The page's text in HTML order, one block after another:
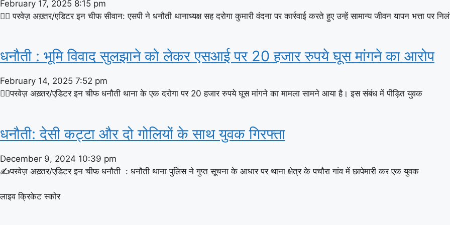
February 17, 2025 8:15 pm
✍🏽 परवेज़ अख़्तर/एडिटर इन चीफ सीवान: एसपी ने धनौती थानाध्यक्ष सह दरोगा कुमारी वंदना पर कार्रवाई करते हुए उन्हें सामान्य जीवन यापन भत्ता पर
धनौती : भूमि विवाद सुलझाने को लेकर एसआई पर 20 हजार रुपये घूस मांगने का आरोप
February 14, 2025 7:52 pm
✍🏽परवेज़ अख़्तर/एडिटर इन चीफ धनौती थाना के एक दरोगा पर 20 हजार रुपये घूस मांगने का मामला सामने आया है। इस संबंध में पीड़ित युवक
धनौती: देसी कट्टा और दो गोलियों के साथ युवक गिरफ्ता
December 9, 2024 10:39 pm
✍परवेज़ अख़्तर/एडिटर इन चीफ धनौती : धनौती थाना पुलिस ने गुप्त सूचना के आधार पर थाना क्षेत्र के पचौरा गांव में छापेमारी कर एक युवक
लाइव क्रिकेट स्कोर